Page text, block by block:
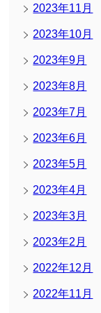
2023年11月
2023年10月
2023年9月
2023年8月
2023年7月
2023年6月
2023年5月
2023年4月
2023年3月
2023年2月
2022年12月
2022年11月